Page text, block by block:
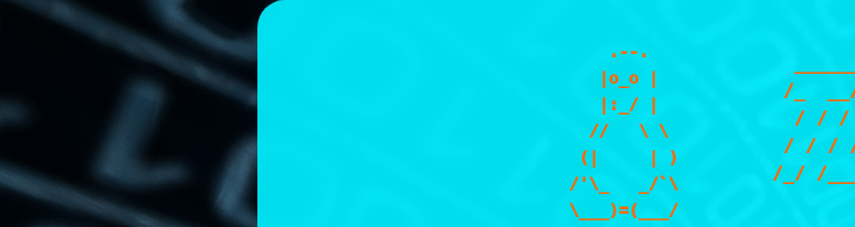
    .--.
   |o_o |
   |:_/ |
  //   \ \
(|     | )
/'\_   _/`\
\___)=(___/
/_
/ / /
/ / /
/_/ /